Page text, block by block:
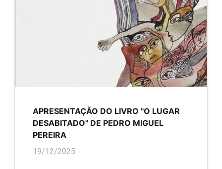
APRESENTAÇÃO DO LIVRO "O LUGAR
DESABITADO" DE PEDRO MIGUEL
PEREIRA
19/12/2025